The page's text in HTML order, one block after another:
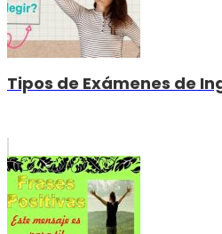
Tipos de Exámenes de